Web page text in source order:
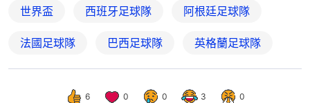
世界盃 西班牙足球隊 阿根廷足球隊
法國足球隊 巴西足球隊 英格蘭足球隊
6 0 0 3 0